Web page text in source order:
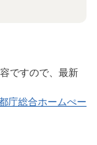
ですので、最新
庁総合ホームぺー